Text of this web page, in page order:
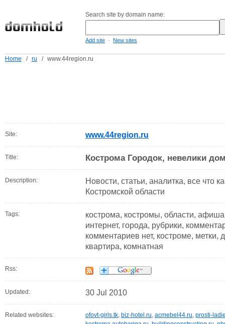
Search site by domain name:
Add site - New sites
Home / ru / www.44region.ru
Site: www.44region.ru
Title: Кострома Городок, невелики
Description:
Новости, статьи, аналитка, все что
Костромской области
Tags:
кострома, костромы, области,
интернет, города, рубрики,
комментариев нет, костроме, метки,
квартира, комнатная
Rss:
Updated: 30 Jul 2010
Related websites: ofovt-girls.tk, biz-hotel.ru, acmebel44.ru, prosti-